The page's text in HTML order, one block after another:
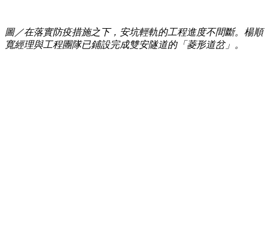
圖／在落實防疫措施之下，安坑輕軌的工程進度不間斷。楊順
寬經理與工程團隊已鋪設完成雙安隧道的「菱形道岔」。